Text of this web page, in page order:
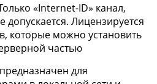
«Internet-ID» канал,
Лицензируется
которые можно установить
частью
предназначен для